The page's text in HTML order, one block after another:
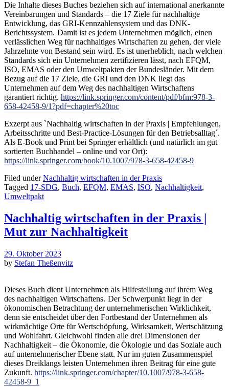
Die Inhalte dieses Buches beziehen sich auf international anerkannte
Vereinbarungen und Standards – die 17 Ziele für nachhaltige
Entwicklung, das GRI-Kennzahlensystem und das DNK-
Berichtssystem. Damit ist es jedem Unternehmen möglich, einen
verlässlichen Weg für nachhaltiges Wirtschaften zu gehen, der viele
Jahrzehnte von Bestand sein wird. Es ist unerheblich, nach welchen
Standards sich ein Unternehmen zertifizieren lässt, nach EFQM,
ISO, EMAS oder den Umweltpakten der Bundesländer. Mit dem
Bezug auf die 17 Ziele, die GRI und den DNK liegt das
Unternehmen auf dem Weg des nachhaltigen Wirtschaftens
garantiert richtig. https://link.springer.com/content/pdf/bfm:978-3-
658-42458-9/1?pdf=chapter%20toc
Exzerpt aus `Nachhaltig wirtschaften in der Praxis | Empfehlungen,
Arbeitsschritte und Best-Practice-Lösungen für den Betriebsalltag´.
Als E-Book und Print bei Springer erhältlich (und natürlich im gut
sortierten Buchhandel – online und vor Ort):
https://link.springer.com/book/10.1007/978-3-658-42458-9
Filed underNachhaltig wirtschaften in der Praxis
Tagged 17-SDG, Buch, EFQM, EMAS, ISO, Nachhaltigkeit,
Umweltpakt
Nachhaltig wirtschaften in der Praxis |
Mut zur Nachhaltigkeit
29. Oktober 2023
by Stefan Theßenvitz
Dieses Buch dient Unternehmen als Hilfestellung auf ihrem Weg
des nachhaltigen Wirtschaftens. Der Schwerpunkt liegt in der
ökonomischen Betrachtung der unternehmerischen Wirklichkeit,
denn sie entscheidet über den Fortbestand der Unternehmen als
wirkmächtige Orte für Wertschöpfung, Wirksamkeit, Wertschätzung
und Wohlfahrt. Gleichwohl finden alle drei Dimensionen der
Nachhaltigkeit – die Ökonomie, die Ökologie und das Soziale auch
auf unternehmerischer Ebene statt. Nur im guten Zusammenspiel
dieses Dreiklangs leisten Unternehmen ihren Beitrag für eine gute
Zukunft. https://link.springer.com/chapter/10.1007/978-3-658-
42458-9_1